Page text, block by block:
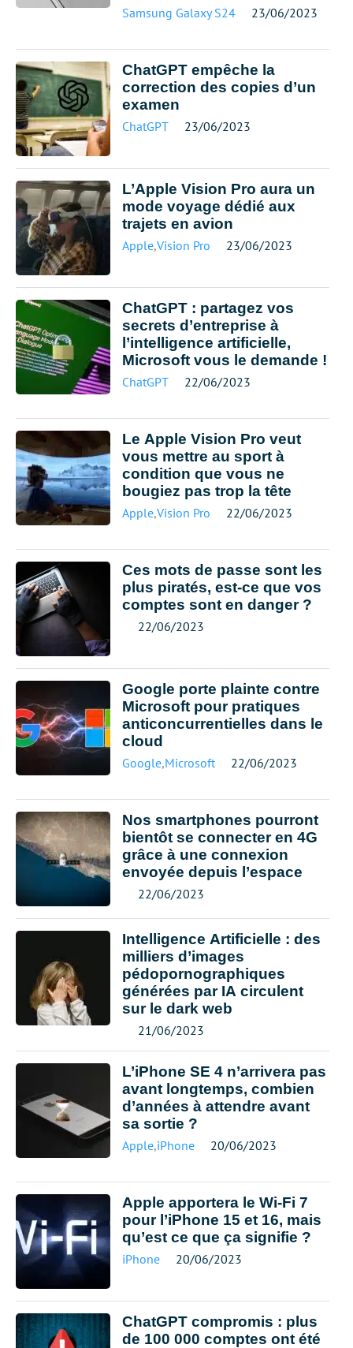
Samsung Galaxy S24 23/06/2023
ChatGPT empêche la
correction des copies d’un
examen
ChatGPT 23/06/2023
L’Apple Vision Pro aura un
mode voyage dédié aux
trajets en avion
Apple,Vision Pro 23/06/2023
ChatGPT : partagez vos
secrets d’entreprise à
l’intelligence artificielle,
Microsoft vous le demande !
ChatGPT 22/06/2023
Le Apple Vision Pro veut
vous mettre au sport à
condition que vous ne
bougiez pas trop la tête
Apple,Vision Pro 22/06/2023
Ces mots de passe sont les
plus piratés, est-ce que vos
comptes sont en danger ?
22/06/2023
Google porte plainte contre
Microsoft pour pratiques
anticoncurrentielles dans le
cloud
Google,Microsoft 22/06/2023
Nos smartphones pourront
bientôt se connecter en 4G
grâce à une connexion
envoyée depuis l’espace
22/06/2023
Intelligence Artificielle : des
milliers d’images
pédopornographiques
générées par IA circulent
sur le dark web
21/06/2023
L’iPhone SE 4 n’arrivera pas
avant longtemps, combien
d’années à attendre avant
sa sortie ?
Apple,iPhone 20/06/2023
Apple apportera le Wi-Fi 7
pour l’iPhone 15 et 16, mais
qu’est ce que ça signifie ?
iPhone 20/06/2023
ChatGPT compromis : plus
de 100 000 comptes ont été